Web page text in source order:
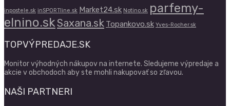
inpostele.sk inSPORTline.sk Market24.sk Notino.sk parfemy-
elnino.skSaxana.sk Topankovo.sk Yves-Rocher.sk
TOPVÝPREDAJE.SK
Monitor výhodných nákupov na internete. Sledujeme výpredaje a
akcie v obchodoch aby ste mohli nakupovať so zľavou.
NAŠI PARTNERI